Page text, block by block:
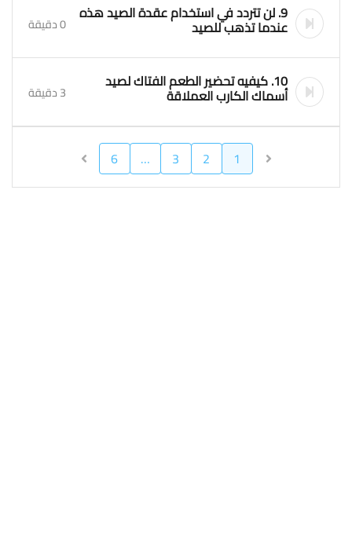
9. لن تتردد في استخدام عقدة الصيد هذه
عندما تذهب للصيد 0 دقيقة
10. كيفيه تحضير الطعم الفتاك لصيد
أسماك الكارب العملاقة 3 دقيقة
1
2
3
…
6